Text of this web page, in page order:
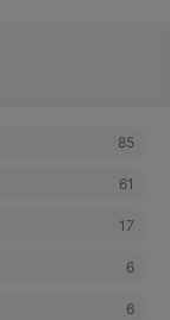
85
61
17
6
6